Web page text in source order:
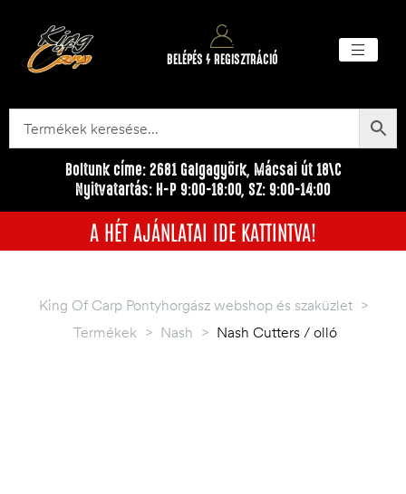
BELÉPÉS / REGISZTRÁCIÓ
Boltunk címe: 2681 Galgagyörk, Mácsai út 18\C
Nyitvatartás: H-P 9:00-18:00, SZ: 9:00-14:00
A HÉT AJÁNLATAI IDE KATTINTVA!
King Of Carp Pontyhorgász webshop és szaküzlet >
Termékek > Nash > Nash Cutters / olló